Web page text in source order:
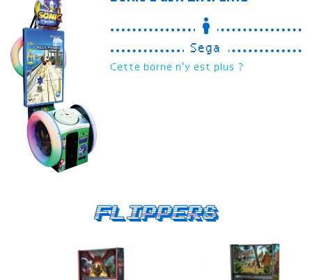
Sega
Cette borne n'y est plus ?
Flippers